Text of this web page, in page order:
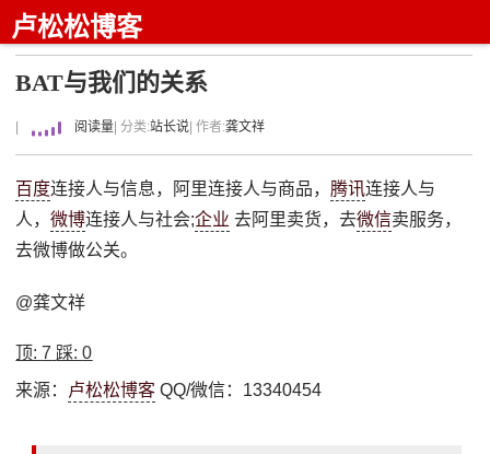
卢松松博客
BAT与我们的关系
阅读量 | 分类:站长说 | 作者:龚文祥
百度连接人与信息，阿里连接人与商品， 腾讯连接人与
人，微博连接人与社会;企业 去阿里卖货，去微信卖服务，
去微博做公关。
@龚文祥
顶:7 踩:0
来源： 卢松松博客 QQ/微信：13340454